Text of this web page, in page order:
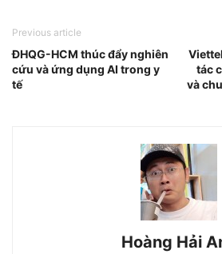
Previous article
ĐHQG-HCM thúc đẩy nghiên
cứu và ứng dụng AI trong y
tế
tác
và
Hoàng Hải